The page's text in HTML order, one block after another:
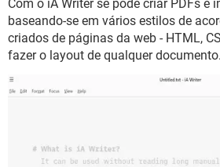
Com o iA Writer se pode criar PDFs e
baseando-se em vários estilos de
criados de páginas da web - HTML,
fazer o layout de qualquer documento.